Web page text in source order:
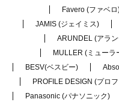
Favero (ファベロ
JAMIS (ジェイミス)
ARUNDEL (アラ
MULLER (ミューラ
BESV(ベスビー)
PROFILE DESIGN (プロ
Panasonic (パナソニック)